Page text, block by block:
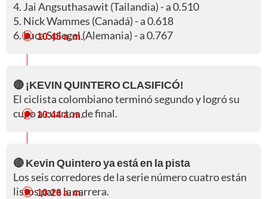
4. Jai Angsuthasawit (Tailandia) - a 0.510
5. Nick Wammes (Canadá) - a 0.618
6. Luca Spiegel (Alemania) - a 0.767
10:45 a. m.
🔴 ¡KEVIN QUINTERO CLASIFICÓ!
El ciclista colombiano terminó segundo y logró su
cupo a cuartos de final.
10:44 a. m.
🔴 Kevin Quintero ya está en la pista
Los seis corredores de la serie número cuatro están
listos para la carrera.
10:26 a. m.